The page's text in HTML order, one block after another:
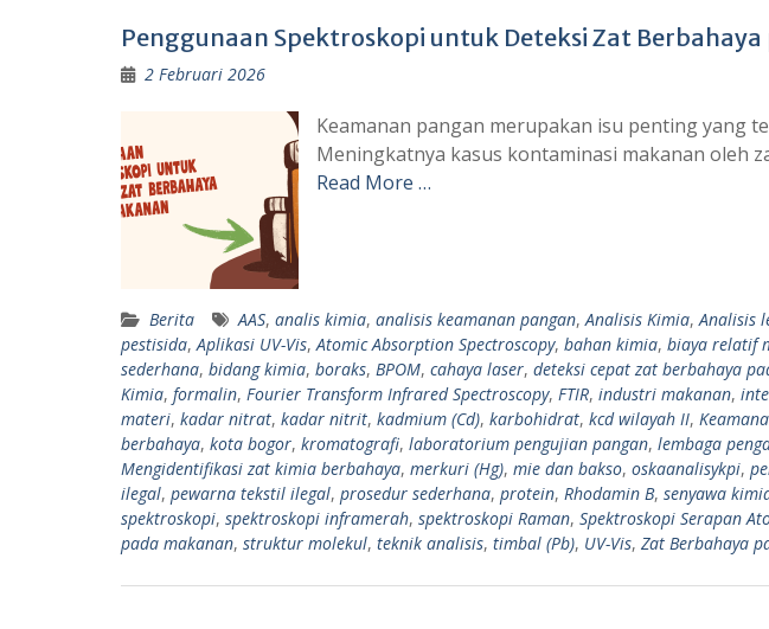
Penggunaan Spektroskopi untuk Deteksi Zat
2 Februari 2026
Keamanan pangan merupakan isu penting yang
Meningkatnya kasus kontaminasi makanan oleh
Read More …
Berita AAS, analis kimia, analisis keamanan pangan, Analisis Kimia, Analisis
pestisida, Aplikasi UV-Vis, Atomic Absorption Spectroscopy, bahan kimia, biaya relatif
sederhana, bidang kimia, boraks, BPOM, cahaya laser, deteksi cepat zat berbahaya
Kimia, formalin, Fourier Transform Infrared Spectroscopy, FTIR, industri makanan,
materi, kadar nitrat, kadar nitrit, kadmium (Cd), karbohidrat, kcd wilayah II,
berbahaya, kota bogor, kromatografi, laboratorium pengujian pangan, lembaga
Mengidentifikasi zat kimia berbahaya, merkuri (Hg), mie dan bakso, oskaanalisykpi,
ilegal, pewarna tekstil ilegal, prosedur sederhana, protein, Rhodamin B, senyawa
spektroskopi, spektroskopi inframerah, spektroskopi Raman, Spektroskopi Serapan
pada makanan, struktur molekul, teknik analisis, timbal (Pb), UV-Vis, Zat Berbahaya